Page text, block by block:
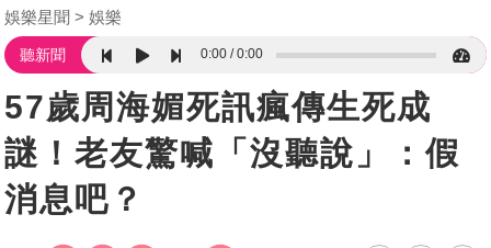
娛樂星聞 娛樂
聽新聞 0:00 0:00
57歲周海媚死訊瘋傳生死成
謎！老友驚喊「沒聽說」：假
消息吧？